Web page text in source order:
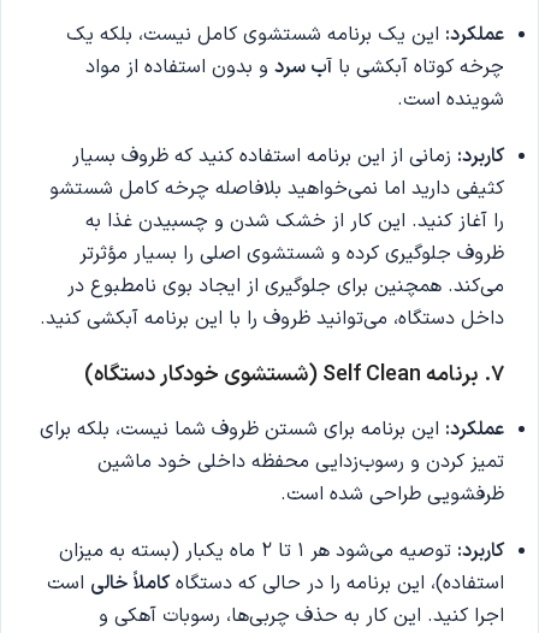
عملکرد: این یک برنامه شستشوی کامل نیست، بلکه یک
چرخه کوتاه آبکشی با آب سرد و بدون استفاده از مواد
شوینده است.
کاربرد: زمانی از این برنامه استفاده کنید که ظروف بسیار
کثیفی دارید اما نمی‌خواهید بلافاصله چرخه کامل شستشو
را آغاز کنید. این کار از خشک شدن و چسبیدن غذا به
ظروف جلوگیری کرده و شستشوی اصلی را بسیار مؤثرتر
می‌کند. همچنین برای جلوگیری از ایجاد بوی نامطبوع در
داخل دستگاه، می‌توانید ظروف را با این برنامه آبکشی کنید.
۷. برنامه Self Clean (شستشوی خودکار دستگاه)
عملکرد: این برنامه برای شستن ظروف شما نیست، بلکه برای
تمیز کردن و رسوب‌زدایی محفظه داخلی خود ماشین
ظرفشویی طراحی شده است.
کاربرد:
توصیه می‌شود هر ۱ تا ۲ ماه یکبار (بسته به میزان
استفاده)، این برنامه را در حالی که دستگاهکاملاً خالی است
اجرا کنید. این کار به حذف چربی‌ها، رسوبات آهکی و